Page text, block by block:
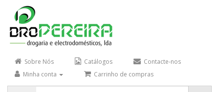
Sobre Nós Catálogos
Contacte-nos
Minha conta
Carrinho de compras